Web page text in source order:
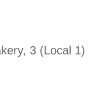
3 (Local 1)